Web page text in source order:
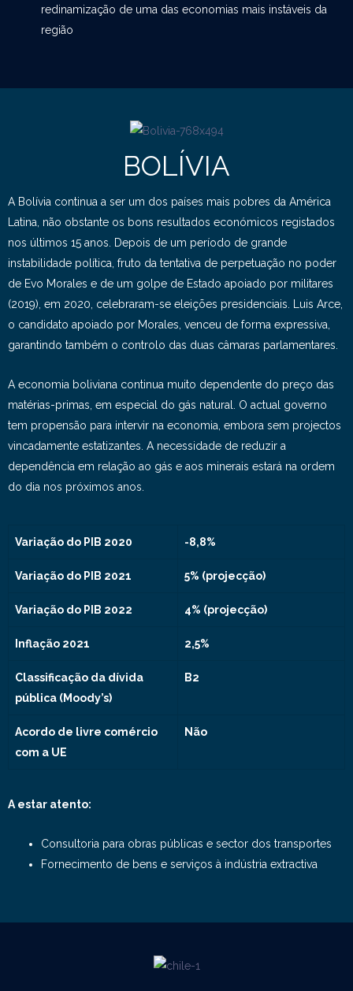
redinamização de uma das economias mais instáveis da
região
BOLÍVIA
A Bolívia continua a ser um dos países mais pobres da América
Latina, não obstante os bons resultados económicos registados
nos últimos 15 anos. Depois de um período de grande
instabilidade política, fruto da tentativa de perpetuação no poder
de Evo Morales e de um golpe de Estado apoiado por militares
(2019), em 2020, celebraram-se eleições presidenciais. Luis Arce,
o candidato apoiado por Morales, venceu de forma expressiva,
garantindo também o controlo das duas câmaras parlamentares.
A economia boliviana continua muito dependente do preço das
matérias-primas, em especial do gás natural. O actual governo
tem propensão para intervir na economia, embora sem projectos
vincadamente estatizantes. A necessidade de reduzir a
dependência em relação ao gás e aos minerais estará na ordem
do dia nos próximos anos.
Variação do PIB 2020 -8,8%
Variação do PIB 2021 5% (projecção)
Variação do PIB 2022 4% (projecção)
Inflação 2021 2,5%
Classificação da dívida
pública (Moody’s)
B2
Acordo de livre comércio
com a UE
Não
A estar atento:
Consultoria para obras públicas e sector dos transportes
Fornecimento de bens e serviços à indústria extractiva